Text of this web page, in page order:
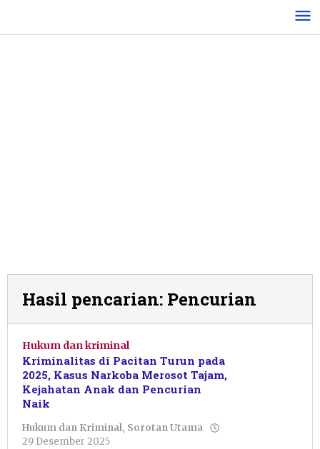
konten
Hasil pencarian: Pencurian
Hukum dan kriminal
Kriminalitas di Pacitan Turun pada
2025, Kasus Narkoba Merosot Tajam,
Kejahatan Anak dan Pencurian
Naik
Hukum dan Kriminal, Sorotan Utama
29 Desember 2025